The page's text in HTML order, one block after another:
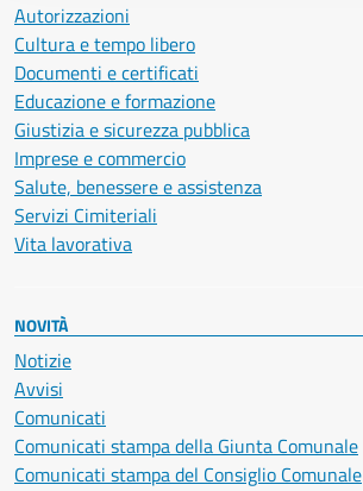
Autorizzazioni
Cultura e tempo libero
Documenti e certificati
Educazione e formazione
Giustizia e sicurezza pubblica
Imprese e commercio
Salute, benessere e assistenza
Servizi Cimiteriali
Vita lavorativa
NOVITÀ
Notizie
Avvisi
Comunicati
Comunicati stampa della Giunta Comunale
Comunicati stampa del Consiglio Comunale